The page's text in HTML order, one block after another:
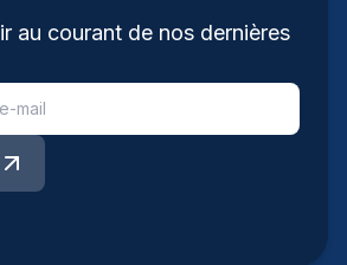
au courant de nos dernières